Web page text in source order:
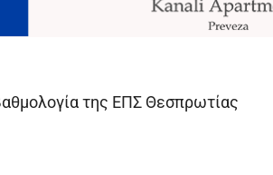
της ΕΠΣ Θεσπρωτίας